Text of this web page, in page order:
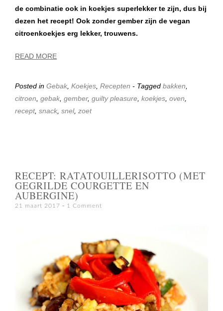
de combinatie ook in koekjes superlekker te zijn, dus bij
dezen het recept! Ook zonder gember zijn de vegan
citroenkoekjes erg lekker, trouwens.
READ MORE
Posted in Gebak Koekjes Recepten - Tagged bakken
citroen gebak gember, guilty pleasure koekjes oven
recept, snack snel, zoet
RECEPT: RATATOUILLERISOTTO (MET
GEGRILDE COURGETTE EN
AUBERGINE)
21 maart 2017 1 Comment